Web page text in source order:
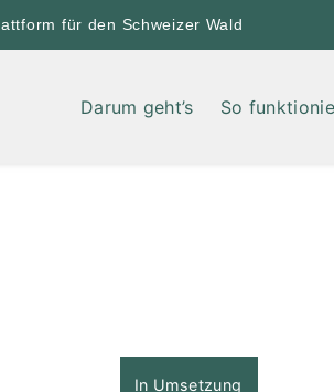
für den Schweizer Wald
Darum geht’s So